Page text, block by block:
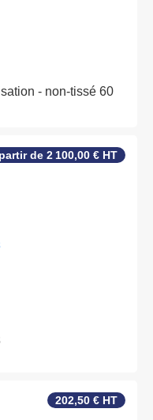
- non-tissé 60
de 2 100,00 € HT
202,50 € HT